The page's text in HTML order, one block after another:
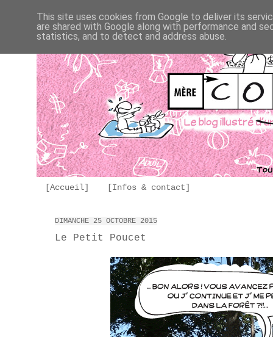
[Accueil] [Infos & contact]
DIMANCHE 25 OCTOBRE 2015
Le Petit Poucet
This site uses cookies from Google to deliver its
are shared with Google along with performance and
statistics, and to detect and address abuse.